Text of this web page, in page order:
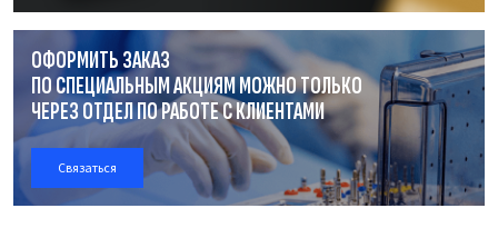
ОФОРМИТЬ ЗАКАЗ
ПО СПЕЦИАЛЬНЫМ АКЦИЯМ МОЖНО ТОЛЬКО
ЧЕРЕЗ ОТДЕЛПО РАБОТЕС КЛИЕНТАМИ
Связаться